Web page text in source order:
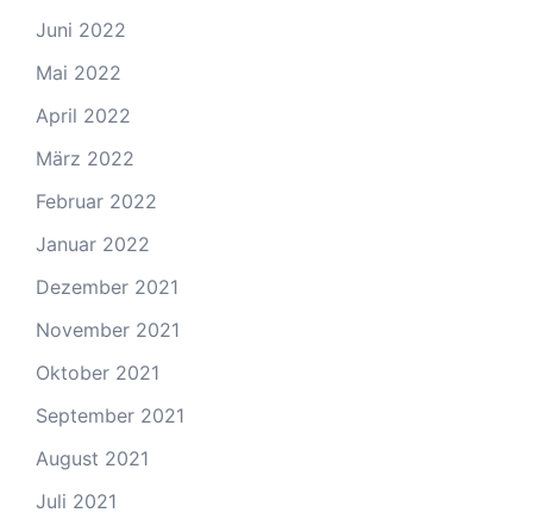
Juni 2022
Mai 2022
April 2022
März 2022
Februar 2022
Januar 2022
Dezember 2021
November 2021
Oktober 2021
September 2021
August 2021
Juli 2021